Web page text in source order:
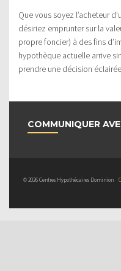
Que vous soyez l’acheteur
désiriez emprunter sur la
propre foncier) à des fins
hypothèque actuelle arrive
prendre une décision
COMMUNIQUER
© 2026 Centres Hypothécaires Dominion